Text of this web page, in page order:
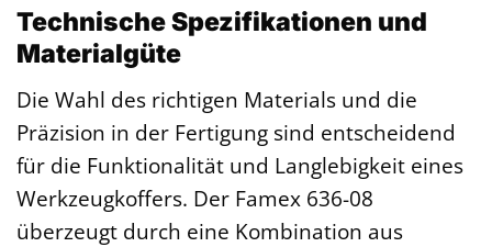
Technische Spezifikationen und
Materialgüte
Die Wahl des richtigen Materials und die
Präzision in der Fertigung sind entscheidend
für die Funktionalität und Langlebigkeit eines
Werkzeugkoffers. Der Famex 636-08
überzeugt durch eine Kombination aus